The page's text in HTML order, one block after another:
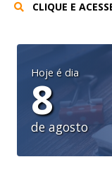
CLIQUE E
Hoje é dia
8
de agosto